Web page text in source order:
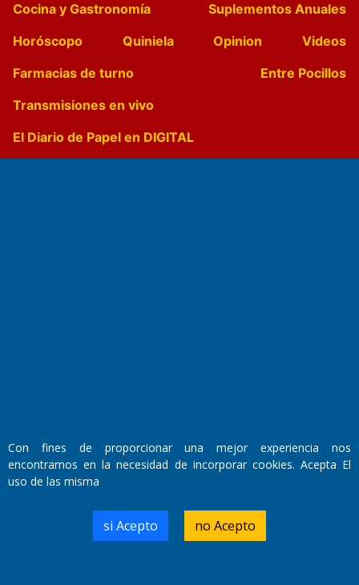
Cocina y Gastronomía
Suplementos Anuales
Horóscopo
Quiniela Opinion
Videos
Farmacias de turno
Entre Pocillos
Transmisiones en vivo
El Diario de Papel en DIGITAL
Walter René Goñi
Domicilio Legal: José Ingenieros 855,
Santa Rosa, La Pampa.
Número de Registro DNDA:
Con fines de proporcionar una mejor experiencia nos
encontramos en la necesidad de incorporar cookies. Acepta El
uso de las misma
si Acepto no Acepto